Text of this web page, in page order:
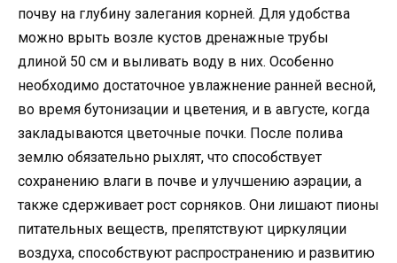
почву на глубину залегания корней. Для удобства
можно врыть возле кустов дренажные трубы
длиной 50 см и выливать воду в них. Особенно
необходимо достаточное увлажнение ранней весной,
во время бутонизации и цветения, и в августе, когда
закладываются цветочные почки. После полива
землю обязательно рыхлят, что способствует
сохранению влаги в почве и улучшению аэрации, а
также сдерживает рост сорняков. Они лишают пионы
питательных веществ, препятствуют циркуляции
воздуха, способствуют распространению и развитию